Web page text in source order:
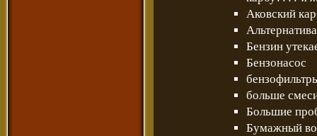
Аковский
Бензин
Бензонасос
больше
Большие
Бумажный